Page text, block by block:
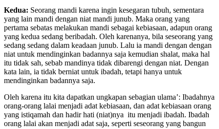
Kedua:Seorang mandi karena ingin kesegaran tubuh, sementara
yang lain mandi dengan niat mandi junub. Maka orang yang
pertama sebatas melakukan mandi sebagai kebiasaan, adapun orang
yang kedua sedang beribadah. Oleh karenanya, bila seseorang yang
sedang sedang dalam keadaan junub. Lalu ia mandi dengan dengan
niat untuk mendinginkan badannya saja kemudian shalat, maka hal
itu tidak sah, sebab mandinya tidak dibarengi dengan niat. Dengan
kata lain, ia tidak berniat untuk ibadah, tetapi hanya untuk
Oleh karena itu kita dapatkan ungkapan sebagian ulama’: Ibadahnya
orang-orang lalai menjadi adat kebiasaan, dan adat kebiasaan orang
yang istiqamah dan hadir hati (niat)nya itu menjadi ibadah. Ibadah